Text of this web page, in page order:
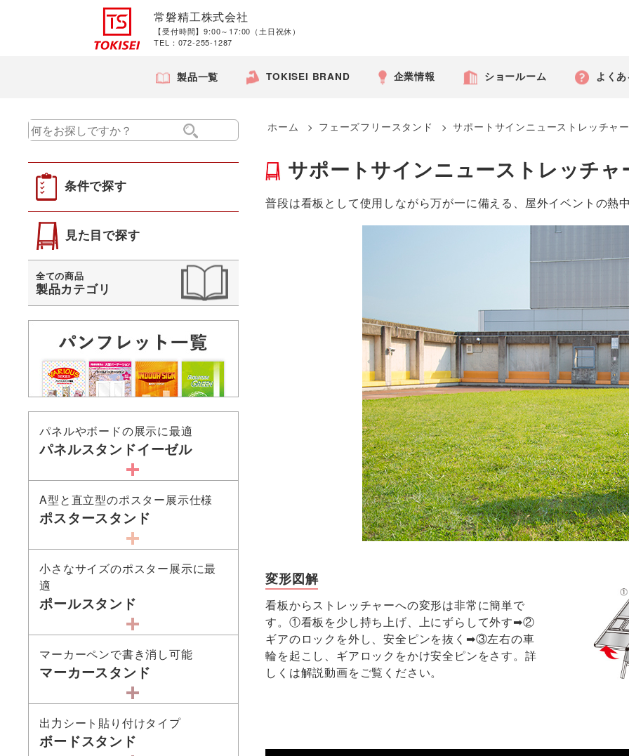
常磐精工株式会社
【受付時間】9:00～17:00（土日祝休）
TEL：072-255-1287
製品一覧 TOKISEI BRAND 企業情報 ショールーム よく
ホーム > フェーズフリースタンド > サポートサインニューストレッチャー
サポートサインニューストレッチャ
普段は看板として使用しながら万が一に備える、屋外イベントの熱
変形図解
看板からストレッチャーへの変形は非常に簡単で
す。①看板を少し持ち上げ、上にずらして外す➡②
ギアのロックを外し、安全ピンを抜く➡③左右の車
輪を起こし、ギアロックをかけ安全ピンをさす。詳
しくは解説動画をご覧ください。
条件で探す
見た目で探す
全ての商品
製品カテゴリ
パネルやボードの展示に最適
パネルスタンドイーゼル
A型と直立型のポスター展示仕様
ポスタースタンド
小さなサイズのポスター展示に最
適
ポールスタンド
マーカーペンで書き消し可能
マーカースタンド
出力シート貼り付けタイプ
ボードスタンド